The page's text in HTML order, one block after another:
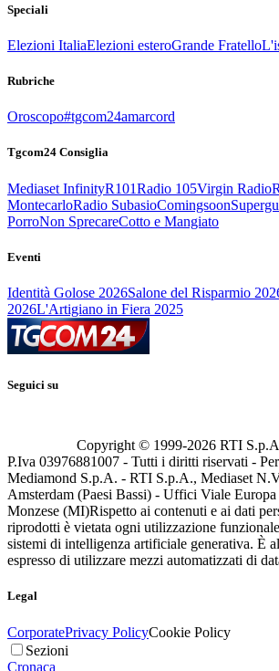
Speciali
Elezioni ItaliaElezioni esteroGrande Fratello
Rubriche
Oroscopo#tgcom24amarcord
Tgcom24 Consiglia
Mediaset InfinityR101Radio 105Virgin Radio
MontecarloRadio SubasioComingsoon
PorroNon SprecareCotto e Mangiato
Eventi
Identità Golose 2026Salone del Risparmio
2026L'Artigiano in Fiera 2025
Seguici su
Copyright © 1999-2026 RTI
P.Iva 03976881007 - Tutti i diritti riservati -
Mediamond S.p.A. - RTI S.p.A., Mediaset
Amsterdam (Paesi Bassi) - Uffici Viale
Monzese (MI)Rispetto ai contenuti e ai dati
riprodotti è vietata ogni utilizzazione
sistemi di intelligenza artificiale generativa. È
espresso di utilizzare mezzi automatizzati di
Legal
CorporatePrivacy PolicyCookie Policy
Sezioni
Cronaca